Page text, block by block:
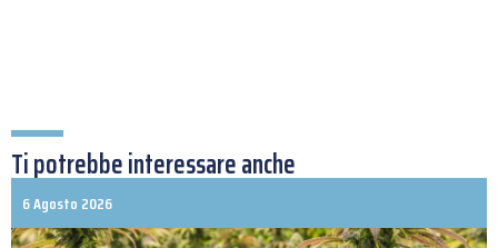
Ti potrebbe interessare anche
6 Agosto 2026